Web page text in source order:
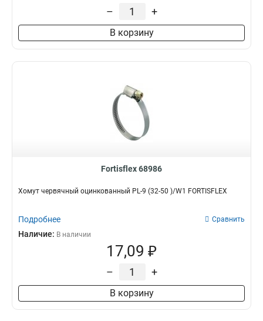
– +
В корзину
Fortisflex 68986
Хомут червячный оцинкованный PL-9 (32-50 )/W1 FORTISFLEX
Подробнее Сравнить
Наличие: В наличии
17,09 ₽
– +
В корзину